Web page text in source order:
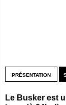
présentation
Le Busker est